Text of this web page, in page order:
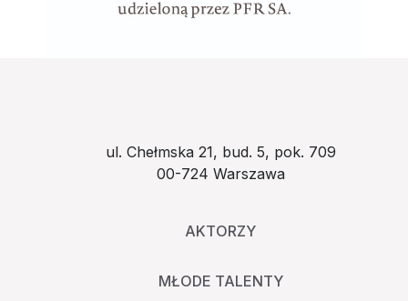
ul. Chełmska 21, bud. 5, pok. 709
00-724 Warszawa
AKTORZY
MŁODE TALENTY